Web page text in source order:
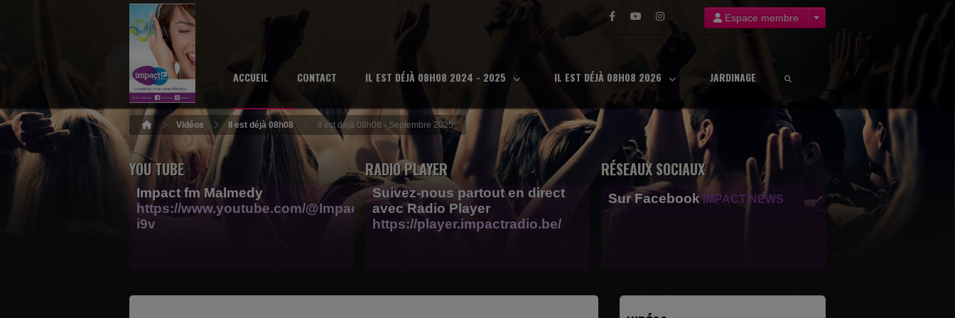
Espace membre
ACCUEIL CONTACT IL EST DÉJÀ 08H08 2024 - 2025 IL EST DÉJÀ 08H08 2026 JARDINAGE
Vidéos Il est déjà 08h08 Il est déjà 08h08 - Septembre 2025
YOU TUBE
Impact fm Malmedy
https://www.youtube.com/@Impactfm-
i9v
RADIO PLAYER
Suivez-nous partout en direct
avec Radio Player
https://player.impactradio.be/
RÉSEAUX SOCIAUX
Sur Facebook IMPACT NEWS